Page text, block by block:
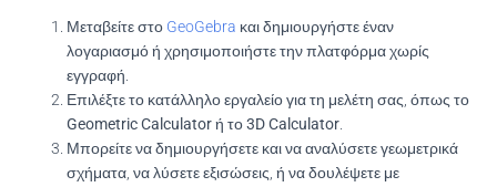
Μεταβείτε στο GeoGebra και δημιουργήστε έναν
λογαριασμό ή χρησιμοποιήστε την πλατφόρμα χωρίς
εγγραφή.
Επιλέξτε το κατάλληλο εργαλείο για τη μελέτη σας, όπως το
Geometric Calculatorή το3D Calculator.
Μπορείτε να δημιουργήσετε και να αναλύσετε γεωμετρικά
σχήματα, να λύσετε εξισώσεις, ή να δουλέψετε με